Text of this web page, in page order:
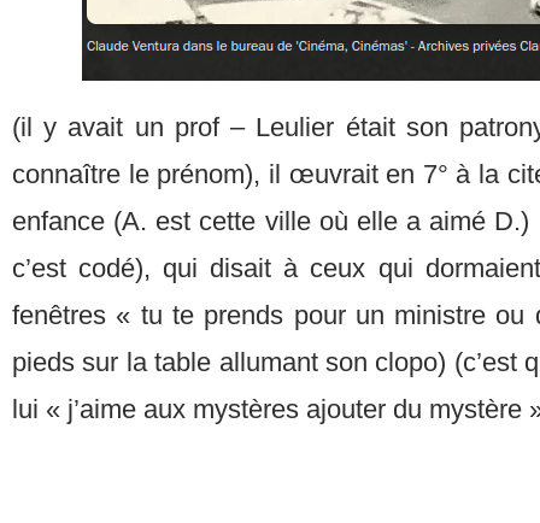
(il y avait un prof – Leulier était son
connaître le prénom), il œuvrait en 7° à la
enfance (A. est cette ville où elle a aimé
c’est codé), qui disait à ceux qui
fenêtres « tu te prends pour un ministre ou
pieds sur la table allumant son clopo) (c’est
lui « j’aime aux mystères ajouter du mystère